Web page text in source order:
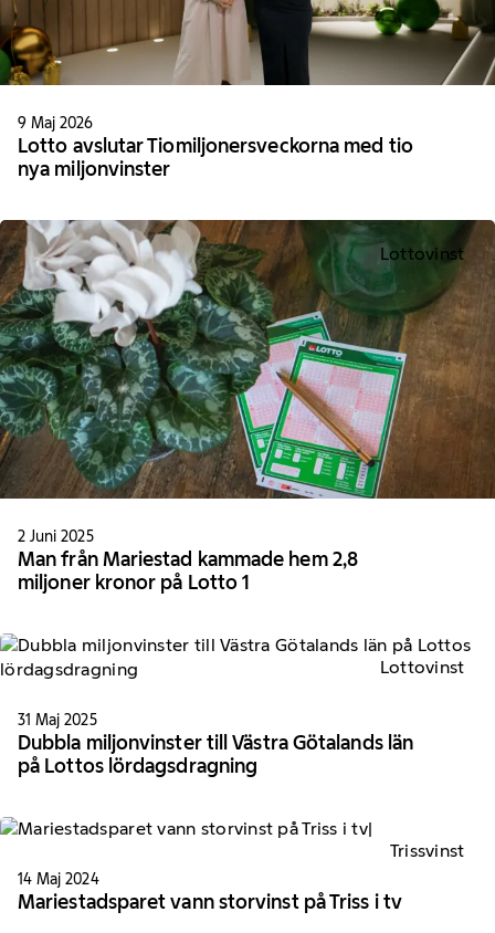
9 Maj 2026
Lotto avslutar Tiomiljonersveckorna med tio
nya miljonvinster
Lottovinst
2 Juni 2025
Man från Mariestad kammade hem 2,8
miljoner kronor på Lotto 1
Lottovinst
31 Maj 2025
Dubbla miljonvinster till Västra Götalands län
på Lottos lördagsdragning
Trissvinst
14 Maj 2024
Mariestadsparet vann storvinst på Triss i tv